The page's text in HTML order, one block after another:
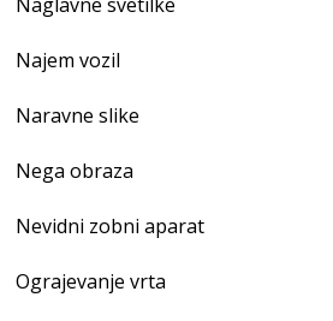
Najem vozil
Naravne slike
Nega obraza
Nevidni zobni aparat
Ograjevanje vrta